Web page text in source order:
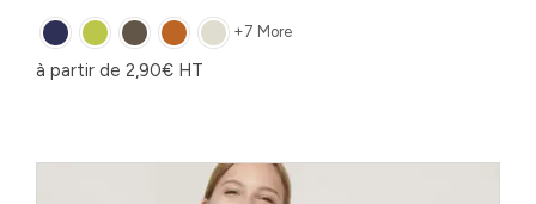
+7 More
à partir de 2,90€ HT